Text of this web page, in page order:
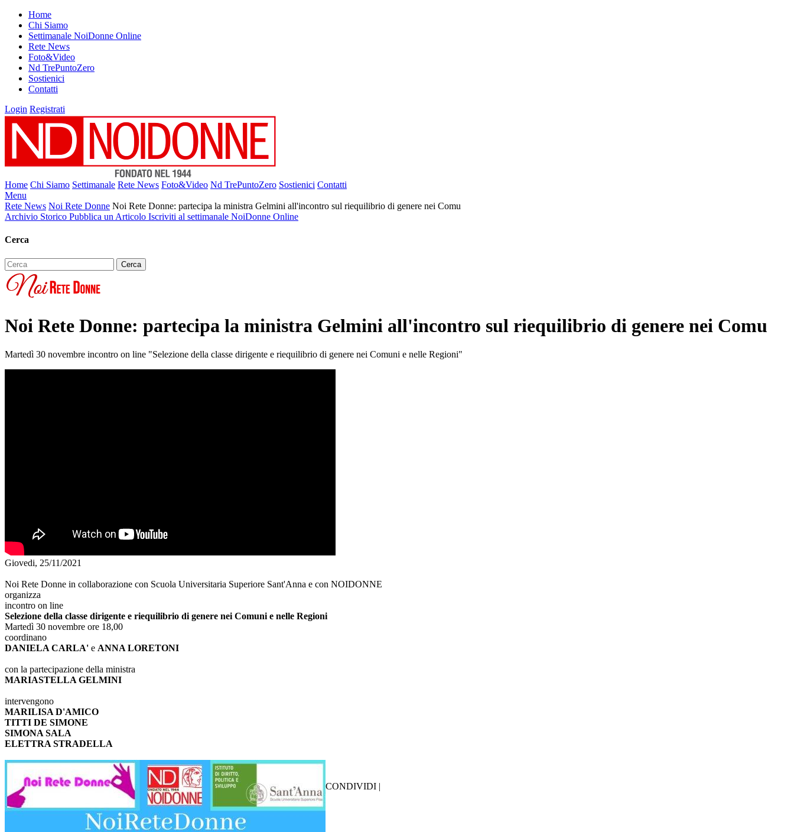
Home
Chi Siamo
Settimanale NoiDonne Online
Rete News
Foto&Video
Nd TrePuntoZero
Sostienici
Contatti
Login Registrati
Home Chi Siamo Settimanale Rete News Foto&Video Nd TrePuntoZero Sostienici Contatti
Menu
Rete News Noi Rete Donne Noi Rete Donne: partecipa la ministra Gelmini all'incontro sul riequilibrio di genere nei Comu
Archivio Storico Pubblica un Articolo Iscriviti al settimanale NoiDonne Online
Cerca
Noi Rete Donne: partecipa la ministra Gelmini all'incontro sul riequilibrio di genere nei Comu
Martedì 30 novembre incontro on line "Selezione della classe dirigente e riequilibrio di genere nei Comuni e nelle Regioni"
Giovedi, 25/11/2021
Noi Rete Donne in collaborazione con Scuola Universitaria Superiore Sant'Anna e con NOIDONNE
organizza
incontro on line
Selezione della classe dirigente e riequilibrio di genere nei Comuni e nelle Regioni
Martedì 30 novembre ore 18,00
coordinano
DANIELA CARLA' e ANNA LORETONI
con la partecipazione della ministra
MARIASTELLA GELMINI
intervengono
MARILISA D'AMICO
TITTI DE SIMONE
SIMONA SALA
ELETTRA STRADELLA
CONDIVIDI |